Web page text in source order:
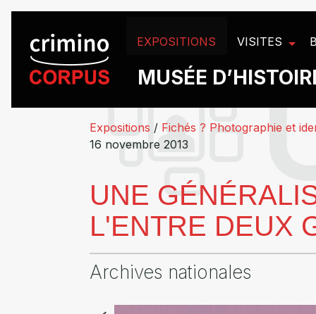
EXPOSITIONS VISITES
MUSÉE
Expositions / Fichés ? Photographie et
16 novembre 2013
UNE
L'ENTRE DEUX
Archives nationales
Panneau de gestion des cookies